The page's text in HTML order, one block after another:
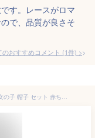
す。レースがロマ
で、品質が良さそ
のおすすめコメント (1件) >
新生児 セレモニードレス フードセット 男の子 女の子 帽子 セット 赤ちゃん 退院着 お宮参り オーガンジー レース 綿 刺繍 ドレス 可愛